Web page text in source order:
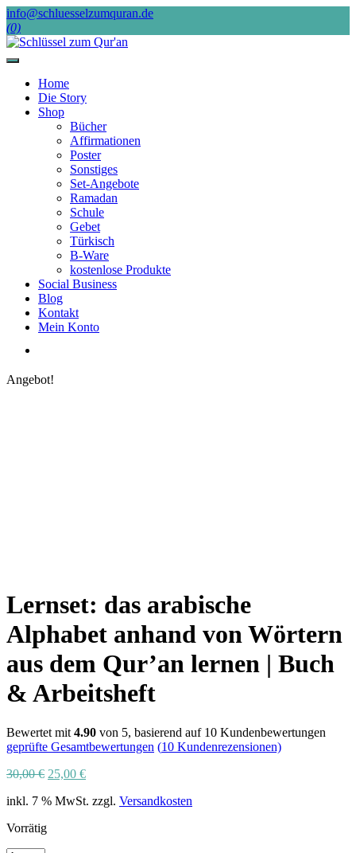
Skip
to
content
info@schluesselzumquran.de
(0)
Home
Die Story
Shop
Bücher
Affirmationen
Poster
Sonstiges
Set-Angebote
Ramadan
Schule
Gebet
Türkisch
B-Ware
kostenlose Produkte
Social Business
Blog
Kontakt
Mein Konto
Angebot!
Lernset: das arabische
Alphabet anhand von Wörtern
aus dem Qur’an lernen | Buch
& Arbeitsheft
Bewertet mit 4.90 von 5, basierend auf 10 Kundenbewertungen
geprüfte Gesamtbewertungen (10 Kundenrezensionen)
30,00€ Ursprünglicher
war:
25,00 €Aktueller
ist:
inkl. 7 % MwSt. zzgl. Versandkosten
Vorrätig